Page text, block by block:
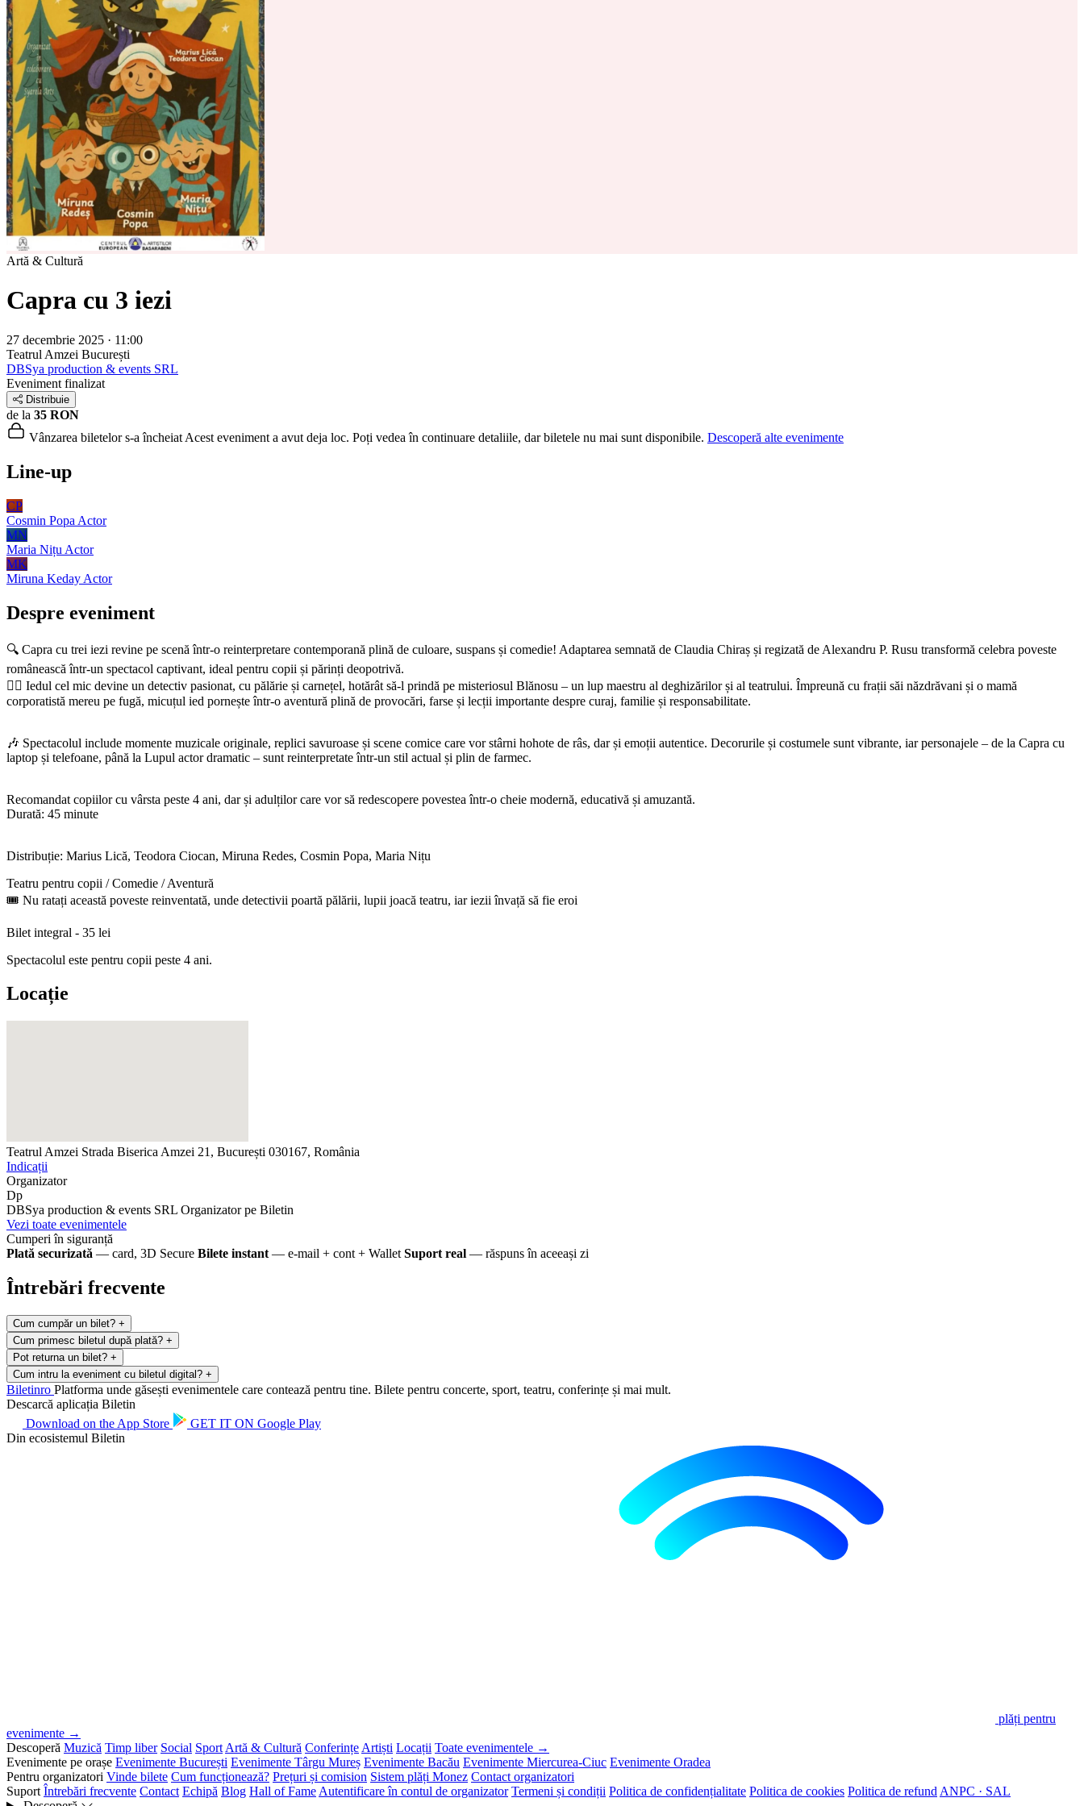
Artă & Cultură
Capra cu 3 iezi
27 decembrie 2025 · 11:00
Teatrul Amzei București
DBSya production & events SRL
Eveniment finalizat
Distribuie
de la 35 RON
Vânzarea biletelor s-a încheiat Acest eveniment a avut deja loc. Poți vedea în continuare detaliile, dar biletele nu mai sunt disponibile. Descoperă alte evenimente
Line-up
CP
Cosmin Popa Actor
MN
Maria Nițu Actor
MK
Miruna Keday Actor
Despre eveniment
🔍 Capra cu trei iezi revine pe scenă într-o reinterpretare contemporană plină de culoare, suspans și comedie! Adaptarea semnată de Claudia Chiraș și regizată de Alexandru P. Rusu transformă celebra poveste
românească într-un spectacol captivant, ideal pentru copii și părinți deopotrivă.
🕵‍♂ Iedul cel mic devine un detectiv pasionat, cu pălărie și carnețel, hotărât să-l prindă pe misteriosul Blănosu – un lup maestru al deghizărilor și al teatrului. Împreună cu frații săi năzdrăvani și o mamă
corporatistă mereu pe fugă, micuțul ied pornește într-o aventură plină de provocări, farse și lecții importante despre curaj, familie și responsabilitate.
🎶 Spectacolul include momente muzicale originale, replici savuroase și scene comice care vor stârni hohote de râs, dar și emoții autentice. Decorurile și costumele sunt vibrante, iar personajele – de la Capra cu
laptop și telefoane, până la Lupul actor dramatic – sunt reinterpretate într-un stil actual și plin de farmec.
Recomandat copiilor cu vârsta peste 4 ani, dar și adulților care vor să redescopere povestea într-o cheie modernă, educativă și amuzantă.
Durată: 45 minute
Distribuție: Marius Lică, Teodora Ciocan, Miruna Redes, Cosmin Popa, Maria Nițu
Teatru pentru copii / Comedie / Aventură
🎟 Nu ratați această poveste reinventată, unde detectivii poartă pălării, lupii joacă teatru, iar iezii învață să fie eroi
Bilet integral - 35 lei
Spectacolul este pentru copii peste 4 ani.
Locație
Teatrul Amzei Strada Biserica Amzei 21, București 030167, România
Indicații
Organizator
Dp
DBSya production & events SRL Organizator pe Biletin
Vezi toate evenimentele
Cumperi în siguranță
Plată securizată — card, 3D Secure Bilete instant — e-mail + cont + Wallet Suport real — răspuns în aceeași zi
Întrebări frecvente
Cum cumpăr un bilet? +
Cum primesc biletul după plată? +
Pot returna un bilet? +
Cum intru la eveniment cu biletul digital? +
Biletinro Platforma unde găsești evenimentele care contează pentru tine. Bilete pentru concerte, sport, teatru, conferințe și mai mult.
Descarcă aplicația Biletin
Download on the App Store GET IT ON Google Play
Din ecosistemul Biletin
plăți pentru
evenimente →
Descoperă Muzică Timp liber Social Sport Artă & Cultură Conferințe Artiști Locații Toate evenimentele →
Evenimente pe orașe Evenimente București Evenimente Târgu Mureș Evenimente Bacău Evenimente Miercurea-Ciuc Evenimente Oradea
Pentru organizatori Vinde bilete Cum funcționează? Prețuri și comision Sistem plăți Monez Contact organizatori
Suport Întrebări frecvente Contact Echipă Blog Hall of Fame Autentificare în contul de organizator Termeni și condiții Politica de confidențialitate Politica de cookies Politica de refund ANPC · SAL